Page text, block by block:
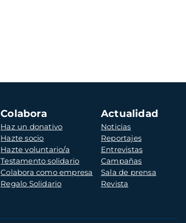
Colabora
Haz un donativo
Hazte socio
Hazte voluntario/a
Testamento solidario
Colabora como empresa
Regalo Solidario
Actualidad
Noticias
Reportajes
Entrevistas
Campañas
Sala de prensa
Revista